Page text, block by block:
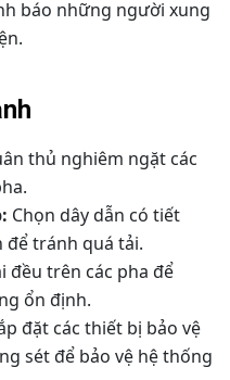
báo những người xung
thủ nghiêm ngặt các
Chọn dây dẫn có tiết
để tránh quá tải.
đều trên các pha để
ổn định.
đặt các thiết bị bảo vệ
sét để bảo vệ hệ thống